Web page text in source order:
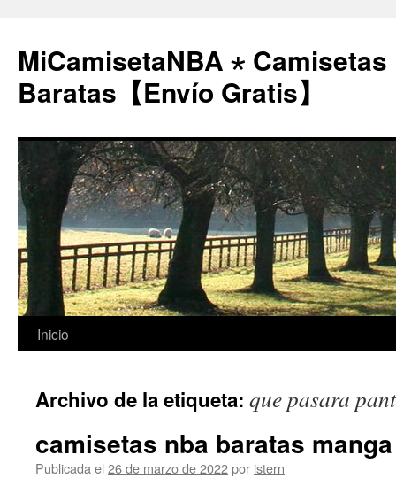
MiCamisetaNBA ⋆ Camisetas
Baratas【Envío Gratis】
Saltar
contenido
Inicio
Archivo de la etiqueta: que pasara
camisetas nba baratas
Publicada el 26 de marzo de 2022por istern